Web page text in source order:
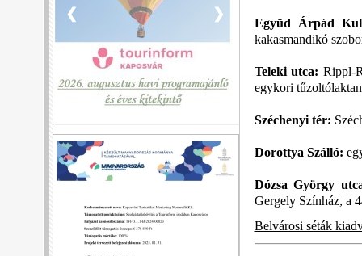
❮ ❯
Együd Árpád
kakasmandikó
Teleki utca: Rippl-
egykori
Széchenyi tér:
Dorottya Szálló:
Dózsa György
Gergely Színház, a
Belvárosi séták